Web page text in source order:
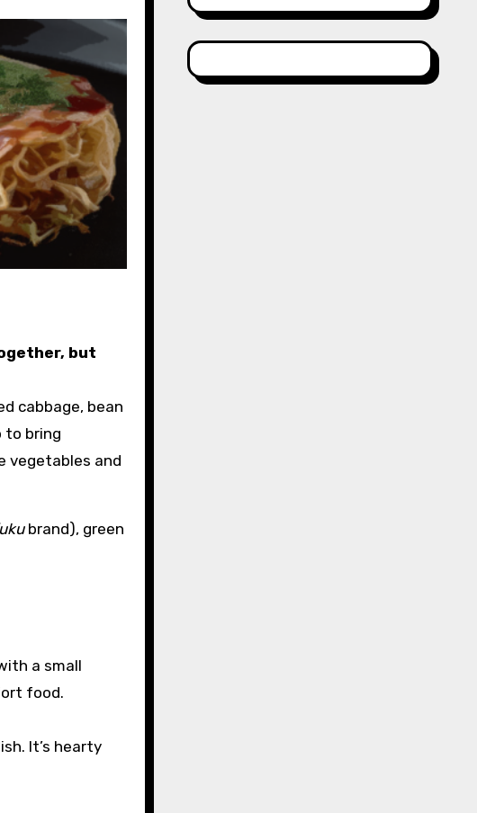
but
cabbage, bean
to bring
vegetables and
brand), green
a small
food.
It’s hearty